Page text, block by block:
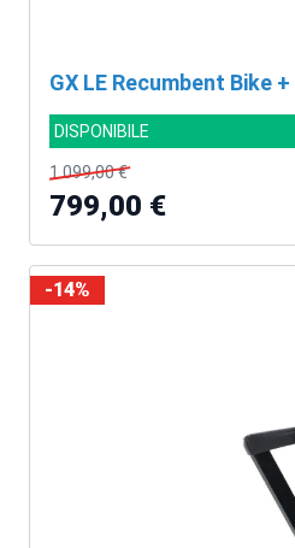
DISPONIBILE
1.099,00 €
799,00 €
-14%